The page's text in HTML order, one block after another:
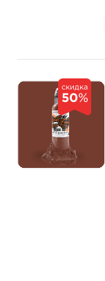
Количество
скидка
50%